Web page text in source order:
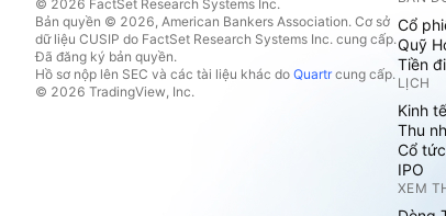
© 2026 FactSet Research Systems Inc.
Bản quyền © 2026, American Bankers Association. Cơ sở
dữ liệu CUSIP do FactSet Research Systems Inc. cung cấp.
Đã đăng ký bản quyền.
Hồ sơ nộp lên SEC và các tài liệu khác do Quartrcung cấp.
© 2026 TradingView, Inc.
Cổ
Quỹ
Tiền
LỊCH
Kinh tế
Thu
Cổ tức
IPO
XEM